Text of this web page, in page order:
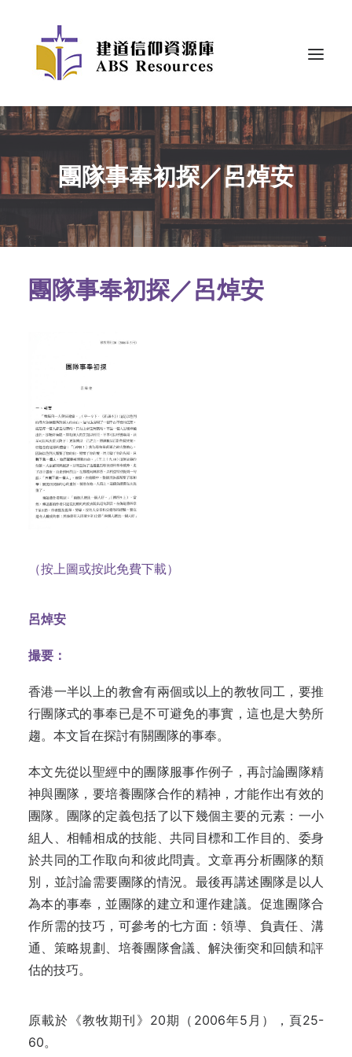
團隊事奉初探／呂焯安
團隊事奉初探／呂焯安
（按上圖或按此免費下載）
呂焯安
撮要：
香港一半以上的教會有兩個或以上的教牧同工，要推
行團隊式的事奉已是不可避免的事實，這也是大勢所
趨。本文旨在探討有關團隊的事奉。
本文先從以聖經中的團隊服事作例子，再討論團隊精
神與團隊，要培養團隊合作的精神，才能作出有效的
團隊。團隊的定義包括了以下幾個主要的元素：一小
組人、相輔相成的技能、共同目標和工作目的、委身
於共同的工作取向和彼此問責。文章再分析團隊的類
別，並討論需要團隊的情況。最後再講述團隊是以人
為本的事奉，並團隊的建立和運作建議。促進團隊合
作所需的技巧，可參考的七方面：領導、負責任、溝
通、策略規劃、培養團隊會議、解決衝突和回饋和評
估的技巧。
原載於《教牧期刊》20期（2006年5月），頁25-
60。